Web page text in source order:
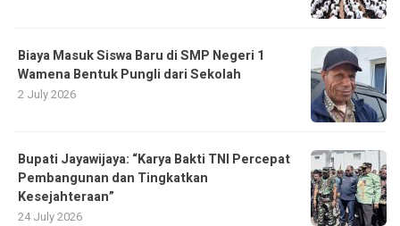
Biaya Masuk Siswa Baru di SMP Negeri 1
Wamena Bentuk Pungli dari Sekolah
2 July 2026
Bupati Jayawijaya: “Karya Bakti TNI Percepat
Pembangunan dan Tingkatkan
Kesejahteraan”
24 July 2026